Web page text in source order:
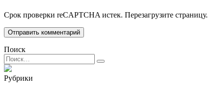
Срок проверки reCAPTCHA истек. Перезагрузите страницу.
Поиск
Search
for:
Рубрики